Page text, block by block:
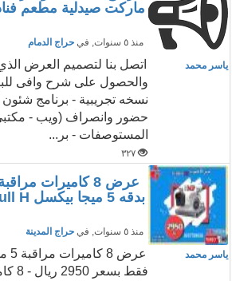
ماركت صيدلية مطعم
منذ ٥ سنوات , في حراج الدمام
ياسر محمد
اتصل بنا لتصميم العرض
والحصول على شرح وافى
حضور وانصراف (ويب -
المستوصفات - بر...
٣٢٧
عرض 8 كاميرات
بدقه 5 ميجا بيكسل full H
منذ ٥ سنوات , في حراج المدينة
ياسر محمد
فقط